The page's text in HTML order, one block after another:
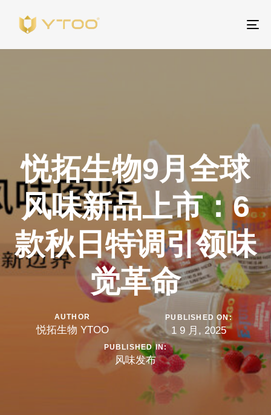
悦拓生物9月全球
风味新品上市：6
款秋日特调引领味
觉革命
AUTHOR
悦拓生物 YTOO
PUBLISHED ON:
1 9 月, 2025
PUBLISHED IN:
风味发布